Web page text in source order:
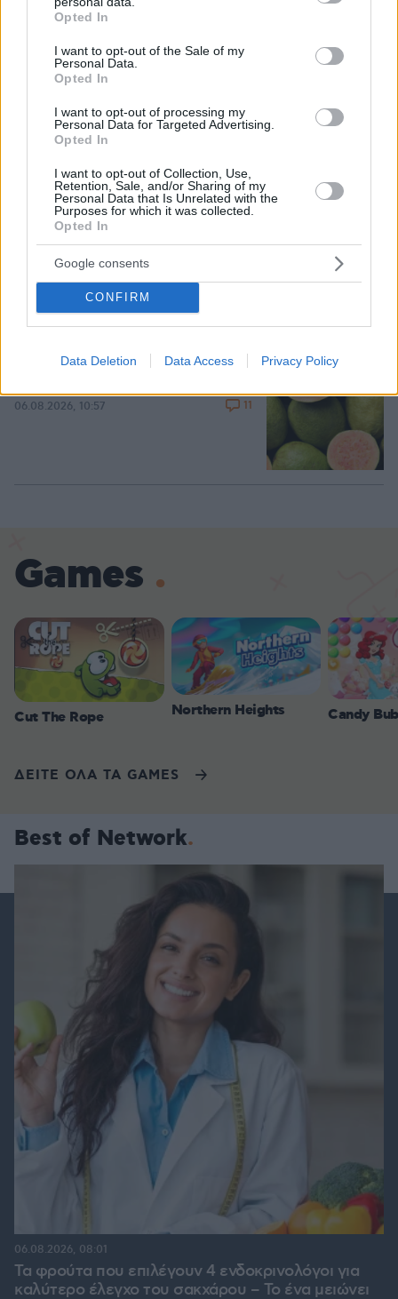
grant or deny consent to Google and its third-party tags to
use your data for below specified purposes in below Google
consent section.
Opted In
I want to opt-out of the Sale of my
Personal Data.
Opted In
I want to opt-out of processing my
Personal Data for Targeted Advertising.
Opted In
I want to opt-out of Collection, Use,
Retention, Sale, and/or Sharing of my
Personal Data that Is Unrelated with the
Purposes for which it was collected.
Opted In
Google consents
CONFIRM
Data Deletion Data Access Privacy Policy
«Τα παιδιά έχουν μια μικρή ίωση»: Το
τελευταίο μήνυμα της μητέρας στον
πρώην σύζυγό της πριν δολοφονήσει
τα τέσσερα παιδιά τους
06.08.2026, 04:44 69
Με κλαρίνα και μοιρολόγια το
τελευταίο αντίο στον Λάκη Χαλκιά στο
A' Νεκροταφείο, συντετριμμένη η
οικογένειά του
06.08.2026, 13:10 11
Το εξωτικό φρούτο που καλλιεργείται
06.08.2026, 10:57 11
Games
Cut The Rope Northern Heights Candy
ΔΕΙΤΕ ΟΛΑ ΤΑ GAMES
Best of Network
Τα φρούτα που επιλέγουν 4 ενδοκρινολόγοι για
καλύτερο έλεγχο του σακχάρου – Το ένα μειώνει
06.08.2026, 08:01